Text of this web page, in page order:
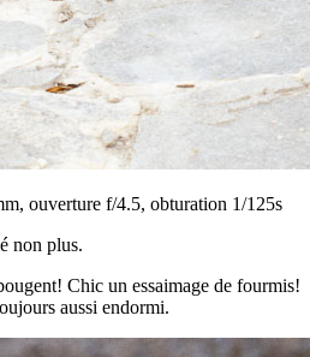
ouverture f/4.5, obturation 1/125s
non plus.
Chic un essaimage de fourmis!
aussi endormi.